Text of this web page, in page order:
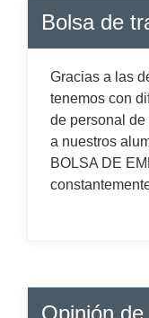
Bolsa de
Gracias a las
tenemos con
de personal
a nuestros
BOLSA DE